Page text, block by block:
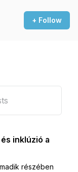
+ Follow
inklúzió a
részében